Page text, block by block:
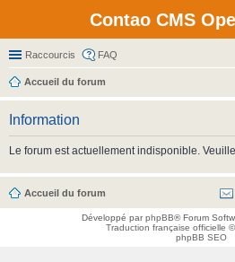
Contao CMS
Raccourcis FAQ
Accueil du forum
Information
Le forum est actuellement indisponible.
Accueil du forum
Développé parphpBB® Forum
Traduction française officielle ©
phpBB SEO